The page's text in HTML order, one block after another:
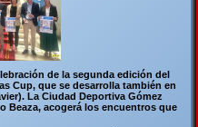
de la segunda edición del
Cup, que se desarrolla también en
La Ciudad Deportiva Gómez
Beaza, acogerá los encuentros que